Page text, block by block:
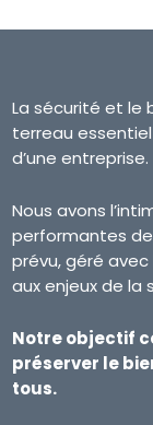
La sécurité et le
terreau
d’une entreprise.
Nous avons
performantes
prévu, géré
aux enjeux de la
Notre objectif
préserver le
tous.